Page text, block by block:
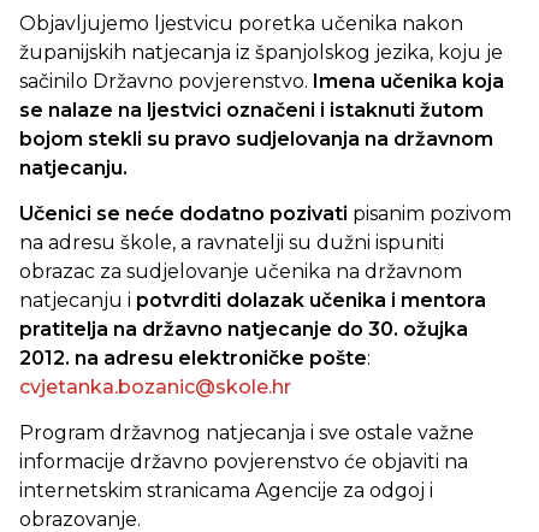
Objavljujemo ljestvicu poretka učenika nakon
županijskih natjecanja iz španjolskog jezika, koju je
sačinilo Državno povjerenstvo. Imena učenika koja
se nalaze na ljestvici označeni i istaknuti žutom
bojom stekli su pravo sudjelovanja na državnom
natjecanju.
Učenici se neće dodatno pozivati pisanim pozivom
na adresu škole, a ravnatelji su dužni ispuniti
obrazac za sudjelovanje učenika na državnom
natjecanju i potvrditi dolazak učenika i mentora
pratitelja na državno natjecanje do 30. ožujka
2012. na adresu elektroničke pošte:
cvjetanka.bozanic@skole.hr
Program državnog natjecanja i sve ostale važne
informacije državno povjerenstvo će objaviti na
internetskim stranicama Agencije za odgoj i
obrazovanje.